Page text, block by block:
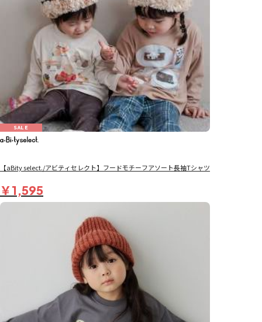
SALE
【aBity select./アビティセレクト】フードモチーフアソート長袖Tシャツ
￥1,595